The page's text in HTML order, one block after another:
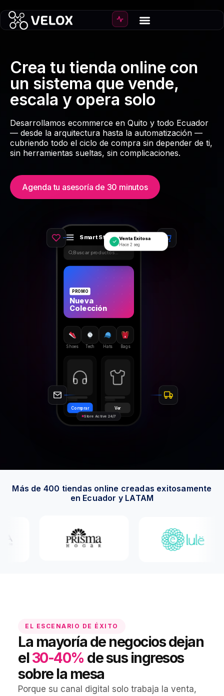
Crea tu tienda online con
un sistema que vende,
escala y opera solo
Desarrollamos ecommerce en Quito y todo Ecuador
— desde la arquitectura hasta la automatización —
cubriendo todo el ciclo de compra sin depender de ti,
sin herramientas sueltas, sin complicaciones.
Agenda tu asesoría de 30 minutos
✓ Venta Exitosa
Hace 2 seg
SmartStore
Buscar productos...
PROMO
Nueva
Colección
Shoes Tech Hats Bags
Comprar Ver
Store Active 24/7
Más de 400 tiendas online creadas exitosamente
en Ecuador y LATAM
EL ESCENARIO DE ÉXITO
La mayoría de negocios dejan
el30-40% de sus ingresos
sobre la mesa
Porque su canal digital solo trabaja la venta,